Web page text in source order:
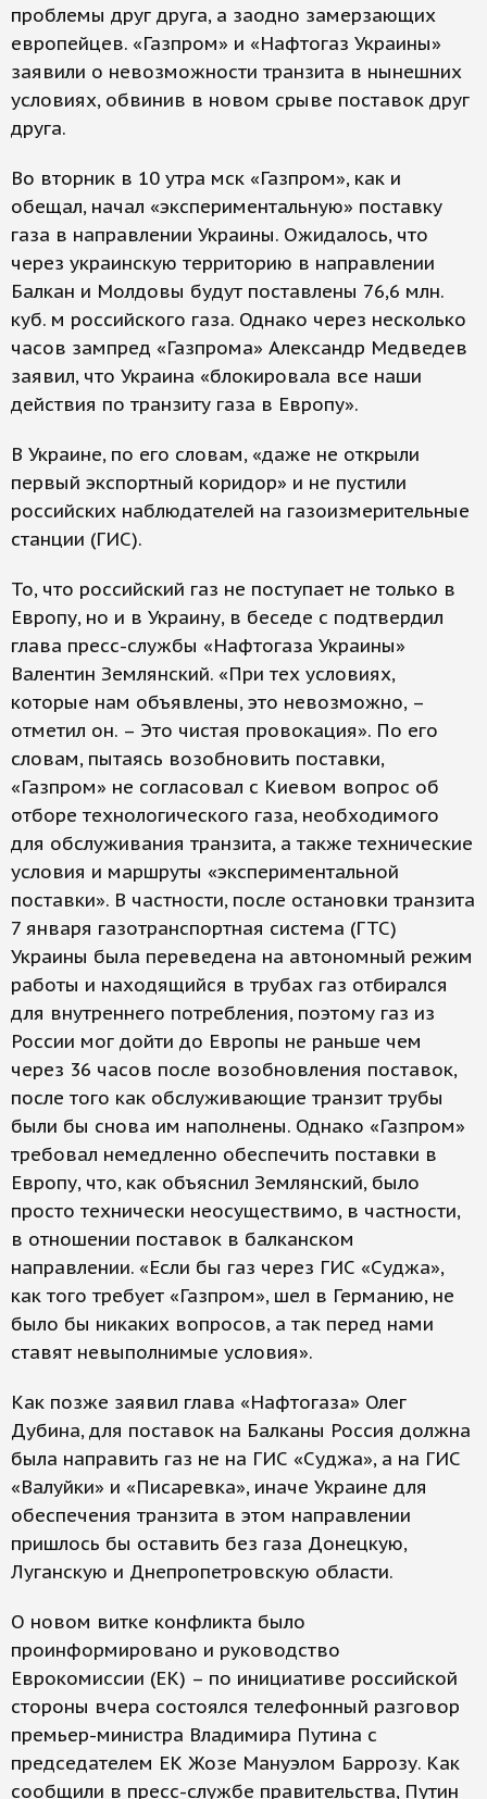
проблемы друг друга, а заодно замерзающих
европейцев. «Газпром» и «Нафтогаз Украины»
заявили о невозможности транзита в нынешних
условиях, обвинив в новом срыве поставок друг
друга.
Во вторник в 10 утра мск «Газпром», как и
обещал, начал «экспериментальную» поставку
газа в направлении Украины. Ожидалось, что
через украинскую территорию в направлении
Балкан и Молдовы будут поставлены 76,6 млн.
куб. м российского газа. Однако через несколько
часов зампред «Газпрома» Александр Медведев
заявил, что Украина «блокировала все наши
действия по транзиту газа в Европу».
В Украине, по его словам, «даже не открыли
первый экспортный коридор» и не пустили
российских наблюдателей на газоизмерительные
станции (ГИС).
То, что российский газ не поступает не только в
Европу, но и в Украину, в беседе с подтвердил
глава пресс-службы «Нафтогаза Украины»
Валентин Землянский. «При тех условиях,
которые нам объявлены, это невозможно, –
отметил он. – Это чистая провокация». По его
словам, пытаясь возобновить поставки,
«Газпром» не согласовал с Киевом вопрос об
отборе технологического газа, необходимого
для обслуживания транзита, а также технические
условия и маршруты «экспериментальной
поставки». В частности, после остановки транзита
7 января газотранспортная система (ГТС)
Украины была переведена на автономный режим
работы и находящийся в трубах газ отбирался
для внутреннего потребления, поэтому газ из
России мог дойти до Европы не раньше чем
через 36 часов после возобновления поставок,
после того как обслуживающие транзит трубы
были бы снова им наполнены. Однако «Газпром»
требовал немедленно обеспечить поставки в
Европу, что, как объяснил Землянский, было
просто технически неосуществимо, в частности,
в отношении поставок в балканском
направлении. «Если бы газ через ГИС «Суджа»,
как того требует «Газпром», шел в Германию, не
было бы никаких вопросов, а так перед нами
ставят невыполнимые условия».
Как позже заявил глава «Нафтогаза» Олег
Дубина, для поставок на Балканы Россия должна
была направить газ не на ГИС «Суджа», а на ГИС
«Валуйки» и «Писаревка», иначе Украине для
обеспечения транзита в этом направлении
пришлось бы оставить без газа Донецкую,
Луганскую и Днепропетровскую области.
О новом витке конфликта было
проинформировано и руководство
Еврокомиссии (ЕК) – по инициативе российской
стороны вчера состоялся телефонный разговор
премьер-министра Владимира Путина с
председателем ЕК Жозе Мануэлом Баррозу. Как
сообщили в пресс-службе правительства, Путин